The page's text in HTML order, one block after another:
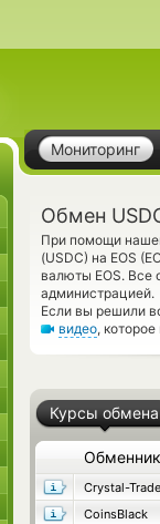
Мониторинг
Обмен
При помощи
(USDC) на EOS
валюты EOS. Все
администрацией.
Если вы решили
видео,
Курсы обмена
Обменник
Crystal-Trade
CoinsBlack